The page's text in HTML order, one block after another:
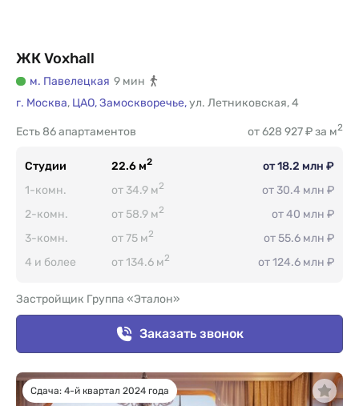
ЖК Voxhall
м. Павелецкая 9 мин
г. Москва, ЦАО,Замоскворечье,ул. Летниковская,4
86 апартаментов
Есть от 628 927 ₽ за м2
Студии 22.6 м2
от 18.2 млн ₽
1-комн.
от 34.9 м2
от 30.4 млн ₽
2-комн.
от 58.9 м2
от 40 млн ₽
3-комн.
от 75 м2
от 55.6 млн ₽
4 и более
от 134.6 м2 от 124.6 млн ₽
Застройщик Группа «Эталон»
Заказать звонок
Сдача: 4-й квартал 2024 года